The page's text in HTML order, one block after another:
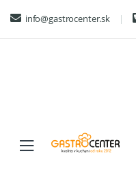
navigation
content
info@gastrocenter.sk